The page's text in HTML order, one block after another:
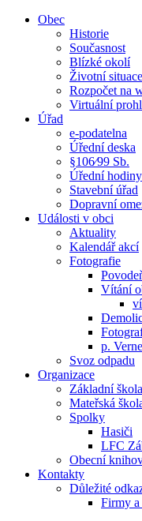
Obec
Historie
Současnost
Blízké okolí
Životní situace
Rozpočet na
Virtuální
Úřad
e-podatelna
Úřední deska
§106⁄99 Sb.
Úřední hodiny
Stavební úřad
Dopravní
Události v obci
Aktuality
Kalendář akcí
Fotografie
Vítání
p.
Svoz odpadu
Organizace
Základní škola
Mateřská
Spolky
Hasiči
LFC
Obecní
Kontakty
Důležité
Firmy a